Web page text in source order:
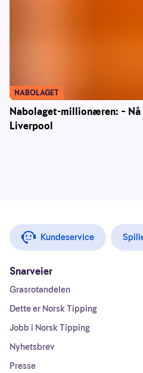
Nabolaget-millionæren: –
Liverpool
NABOLAGET
Kundeservice
Snarveier
Grasrotandelen
Dette er Norsk Tipping
Jobb i Norsk Tipping
Nyhetsbrev
Presse